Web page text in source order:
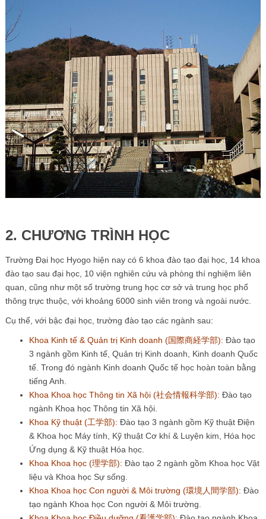
2. CHƯƠNG TRÌNH HỌC
Trường Đại học Hyogo hiện nay có 6 khoa đào tạo đại học, 14 khoa
đào tạo sau đại học, 10 viện nghiên cứu và phòng thí nghiệm liên
quan, cũng như một số trường trung học cơ sở và trung học phổ
thông trực thuộc, với khoảng 6000 sinh viên trong và ngoài nước.
Cụ thể, với bậc đại học, trường đào tạo các ngành sau:
Khoa Kinh tế & Quản trị Kinh doanh (国際商経学部): Đào tạo
3 ngành gồm Kinh tế, Quản trị Kinh doanh, Kinh doanh Quốc
tế. Trong đó ngành Kinh doanh Quốc tế học hoàn toàn bằng
tiếng Anh.
Khoa Khoa học Thông tin Xã hội (社会情報科学部): Đào tạo
ngành Khoa học Thông tin Xã hội.
Khoa Kỹ thuật (工学部): Đào tạo 3 ngành gồm Kỹ thuật Điện
& Khoa học Máy tính, Kỹ thuật Cơ khí & Luyện kim, Hóa học
Ứng dụng & Kỹ thuật Hóa học.
Khoa Khoa học (理学部): Đào tạo 2 ngành gồm Khoa học Vật
liệu và Khoa học Sự sống.
Khoa Khoa học Con người & Môi trường (環境人間学部): Đào
tạo ngành Khoa học Con người & Môi trường.